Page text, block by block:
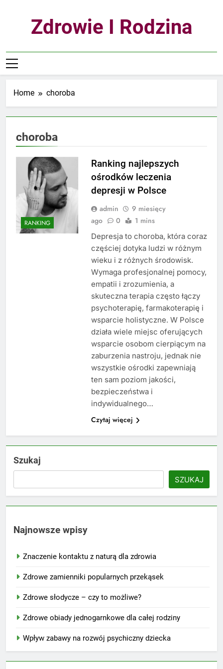
Zdrowie I Rodzina
Home choroba
choroba
RANKING
Ranking najlepszych
ośrodków leczenia
depresji w Polsce
admin
9 miesięcy
ago
0 1 mins
Depresja to choroba, która coraz
częściej dotyka ludzi w różnym
wieku i z różnych środowisk.
Wymaga profesjonalnej pomocy,
empatii i zrozumienia, a
skuteczna terapia często łączy
psychoterapię, farmakoterapię i
wsparcie holistyczne. W Polsce
działa wiele miejsc oferujących
wsparcie osobom cierpiącym na
zaburzenia nastroju, jednak nie
wszystkie ośrodki zapewniają
ten sam poziom jakości,
bezpieczeństwa i
indywidualnego…
Czytaj więcej
Szukaj
SZUKAJ
Najnowsze wpisy
Znaczenie kontaktu z naturą dla zdrowia
Zdrowe zamienniki popularnych przekąsek
Zdrowe słodycze – czy to możliwe?
Zdrowe obiady jednogarnkowe dla całej rodziny
Wpływ zabawy na rozwój psychiczny dziecka